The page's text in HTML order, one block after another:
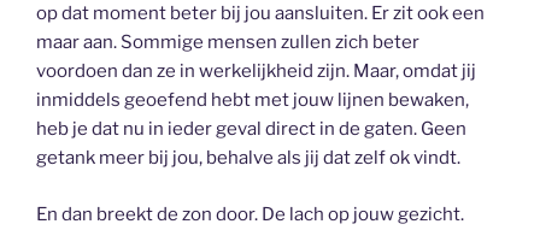
op dat moment beter bij jou aansluiten. Er zit ook een
maar aan. Sommige mensen zullen zich beter
voordoen dan ze in werkelijkheid zijn. Maar, omdat jij
inmiddels geoefend hebt met jouw lijnen bewaken,
heb je dat nu in ieder geval direct in de gaten. Geen
getank meer bij jou, behalve als jij dat zelf ok vindt.
En dan breekt de zon door. De lach op jouw gezicht.